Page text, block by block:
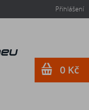
Přihlášení
0 Kč